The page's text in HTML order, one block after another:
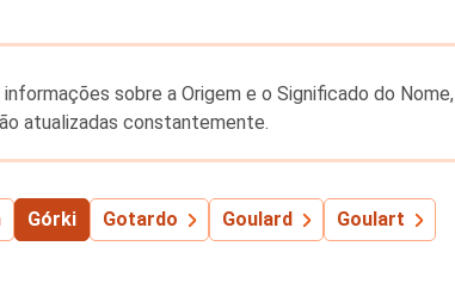
sobre a Origem e o Significado do Nome,
atualizadas constantemente.
Górki Gotardo Goulard Goulart